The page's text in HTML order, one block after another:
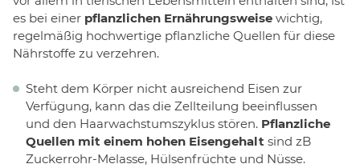
es bei einer pflanzlichen Ernährungsweise wichtig,
regelmäßig hochwertige pflanzliche Quellen für diese
Nährstoffe zu verzehren.
Steht dem Körper nicht ausreichend Eisen zur
Verfügung, kann das die Zellteilung beeinflussen
und den Haarwachstumszyklus stören. Pflanzliche
Quellen mit einem hohen Eisengehalt sind zB
Zuckerrohr-Melasse, Hülsenfrüchte und Nüsse.